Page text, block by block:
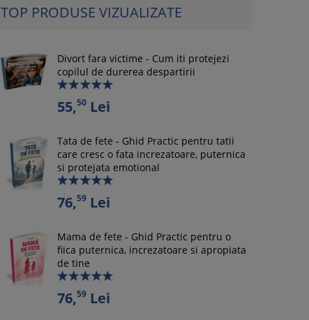
TOP PRODUSE VIZUALIZATE
Divort fara victime - Cum iti protejezi
copilul de durerea despartirii
55,50Lei
Tata de fete - Ghid Practic pentru tatii
care cresc o fata increzatoare, puternica
si protejata emotional
76,59Lei
Mama de fete - Ghid Practic pentru o
fiica puternica, increzatoare si apropiata
de tine
76,59Lei